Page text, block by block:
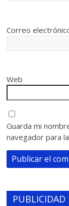
Correo
Web
Guarda mi
navegador para
PUBLICIDAD